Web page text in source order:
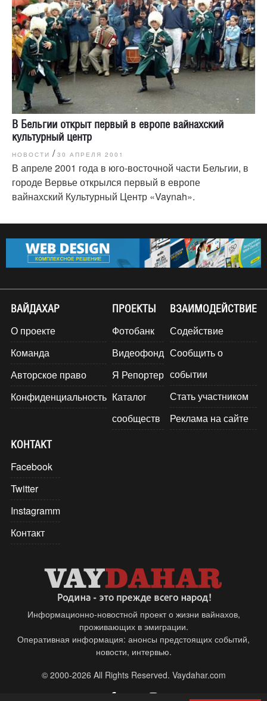
В Бельгии открыт первый в европе вайнахский
культурный центр
НОВОСТИ / 30 АПРЕЛЯ 2001
В апреле 2001 года в юго-восточной части Бельгии, в
городе Вервье открылся первый в европе
вайнахский Культурный Центр «Vaynah».
ВАЙДАХАР
О проекте
Команда
Авторское право
Конфиденциальность
ПРОЕКТЫ
Фотобанк
Видеофонд
Я Репортер
Каталог
сообществ
ВЗАИМОДЕЙСТВИЕ
Содействие
Сообщить о
событии
Стать участником
Реклама на сайте
КОНТАКТ
Facebook
Twitter
Instagramm
Контакт
Информационно-новостной проект о жизни вайнахов,
проживающих в эмиграции.
Оперативная информация: анонсы предстоящих событий,
новости, интервью.
© 2000-2026 All Rights Reserved. Vaydahar.com